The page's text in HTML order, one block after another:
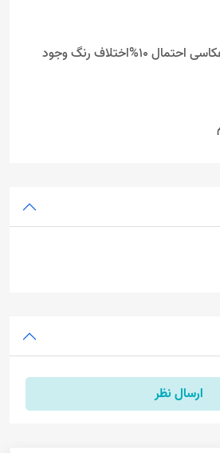
به دلیل نورو فضای عکاسی احتمال 10%اختلاف رنگ وجود
ارسال نظر